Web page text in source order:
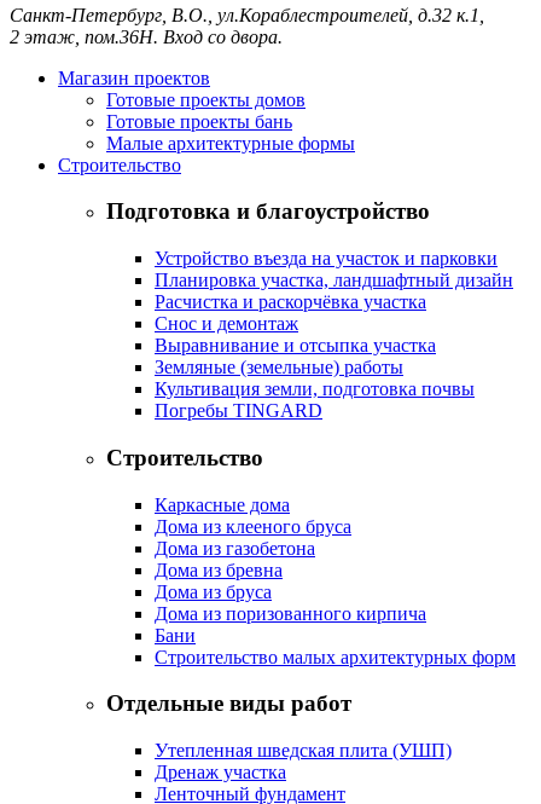
Санкт-Петербург В.О., ул.Кораблестроителей, д.32 к.1,
2 этаж, пом.36Н. Вход со двора.
Магазин проектов
Готовые проекты домов
Готовые проекты бань
Малые архитектурные формы
Строительство
Подготовка и благоустройство
Устройство въезда на участок и парковки
Планировка участка, ландшафтный дизайн
Расчистка и раскорчёвка участка
Снос и демонтаж
Выравнивание и отсыпка участка
Земляные (земельные) работы
Культивация земли, подготовка почвы
Погребы TINGARD
Строительство
Каркасные дома
Дома из клееного бруса
Дома из газобетона
Дома из бревна
Дома из бруса
Дома из поризованного кирпича
Бани
Строительство малых архитектурных форм
Отдельные виды работ
Утепленная шведская плита (УШП)
Дренаж участка
Ленточный фундамент